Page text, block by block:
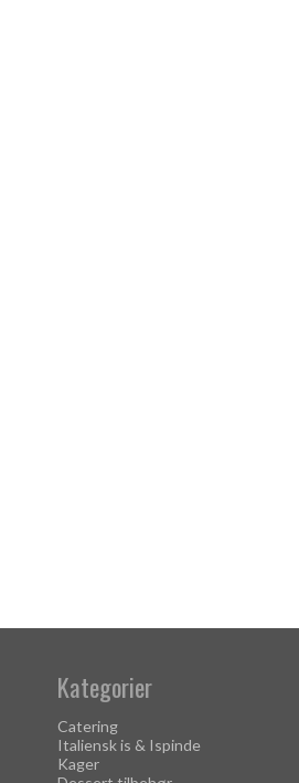
Kategorier
Catering
Italiensk is & Ispinde
Kager